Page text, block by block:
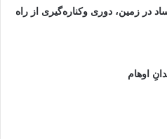
در زمین‌، دوری وکناره‌گیری از راه
اوهام